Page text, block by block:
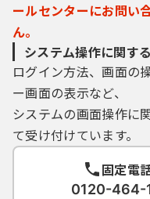
ールセンターにお問い
ん。
システム操作に関す
ログイン方法、画面の
ー画面の表示など、
システムの画面操作に
て受け付けています。
固定電
0120-464-